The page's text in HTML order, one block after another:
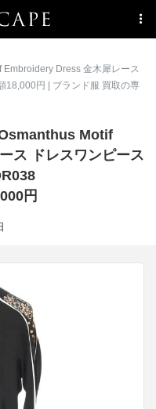
Dress 金木犀レース
18,000円 | ブランド服 買取の専
Motif
ス ドレスワンピース
円